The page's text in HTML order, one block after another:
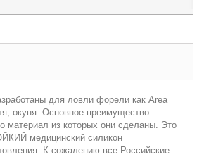
для ловли форели как Area
окуня. Основное преимущество
материал из которых они сделаны. Это
медицинский силикон
К сожалению все Российские